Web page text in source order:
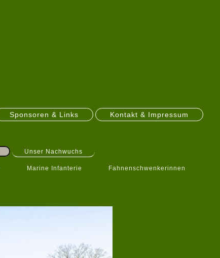
Sponsoren & Links Kontakt & Impressum
Unser Nachwuchs
Marine Infanterie Fahnenschwenkerinnen